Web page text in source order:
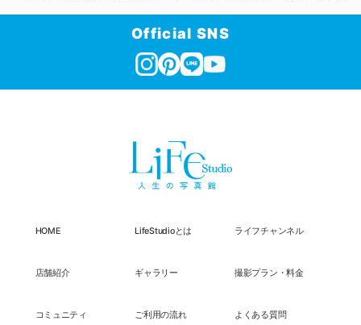
Official SNS
HOME LifeStudioとは ライフチャンネル
店舗紹介 ギャラリー 撮影プラン・料金
コミュニティ ご利用の流れ よくある質問